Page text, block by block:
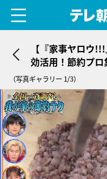
【『家事ヤロウ
効活用！節約プ
チ」
（写真ギャラリー 1/3）